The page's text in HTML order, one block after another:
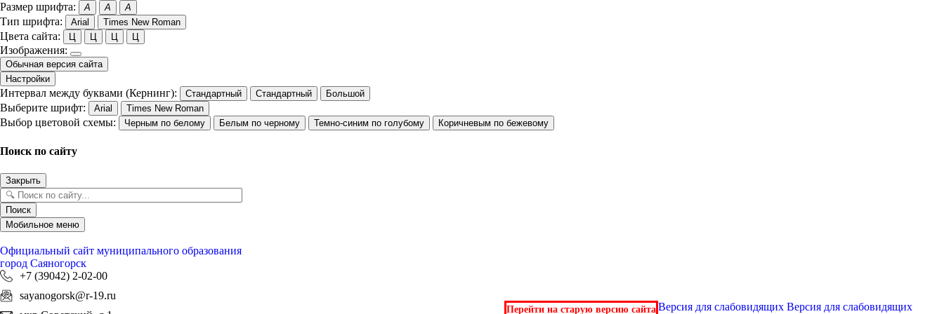
Размер шрифта: A A A
Тип шрифта: Arial Times New Roman
Цвета сайта: Ц Ц Ц Ц
Изображения:
Обычная версия сайта
Настройки
Интервал между буквами (Кернинг): Стандартный Стандартный Большой
Выберите шрифт: Arial Times New Roman
Выбор цветовой схемы: Черным по белому Белым по черному Темно-синим по голубому Коричневым по бежевому
Поиск по сайту
Закрыть
Поиск
Мобильное меню
Официальный сайт муниципального образования
город Саяногорск
+7 (39042) 2-02-00
sayanogorsk@r-19.ru
Перейти на старую версию сайта Версия для слабовидящихВерсия для слабовидящих